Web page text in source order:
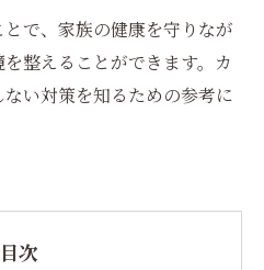
で、家族の健康を守りなが
整えることができます。カ
い対策を知るための参考に
目次